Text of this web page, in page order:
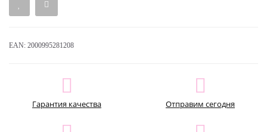
EAN: 2000995281208
Гарантия качества Отправим сегодня